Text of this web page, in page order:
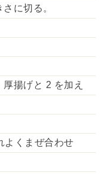
に切る。
揚げと 2 を加え
よくまぜ合わせ